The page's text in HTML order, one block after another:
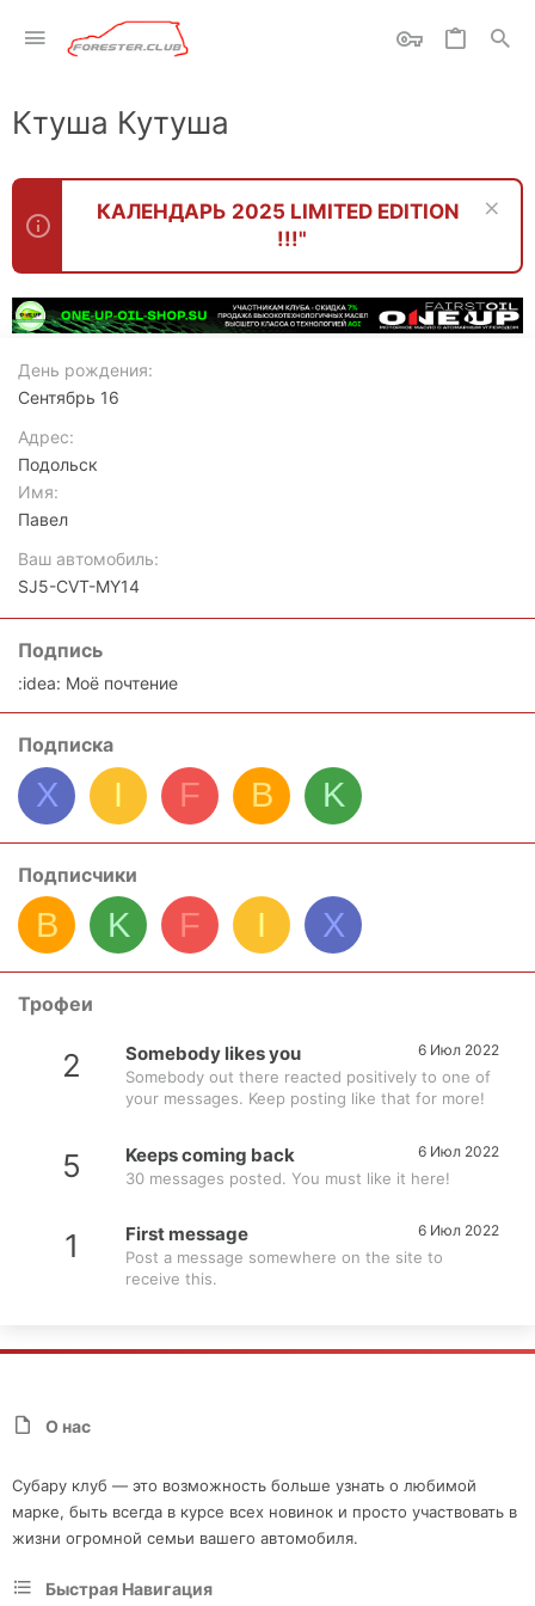
Ктуша Кутуша
КАЛЕНДАРЬ 2025 LIMITED EDITION
!!!"
День рождения
Сентябрь 16
Адрес
Подольск
Имя
Павел
Ваш автомобиль
SJ5-CVT-MY14
Подпись
:idea: Моё почтение
Подписка
X I F B K
Подписчики
B K F I X
Трофеи
2 6 Июл 2022
Somebody likes you
Somebody out there reacted positively to one of
your messages. Keep posting like that for more!
5 6 Июл 2022
Keeps coming back
30 messages posted. You must like it here!
1 6 Июл 2022
First message
Post a message somewhere on the site to
receive this.
О нас
Субару клуб — это возможность больше узнать о любимой
марке, быть всегда в курсе всех новинок и просто участвовать в
жизни огромной семьи вашего автомобиля.
Быстрая Навигация